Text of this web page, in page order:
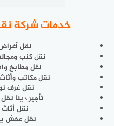
خدمات شركة
نقل
نقل كنب
نقل مطابخ
نقل مكاتب
نقل غرف
تأجير دينا
نقل أثاث
نقل عفش